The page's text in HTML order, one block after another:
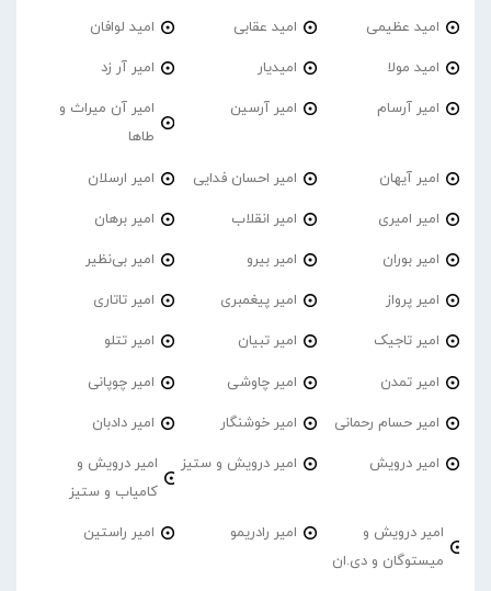
امید عظیمی امید عقابی امید لوافان
امید مولا امیدیار امیر آر زد
امیر آرسام امیر آرسین
امیر آن میراث و
طاها
امیر آیهان امیر احسان فدایی امیر ارسلان
امیر امیری امیر انقلاب امیر برهان
امیر‌ بوران امیر بیرو امیر بی‌نظیر
امیر پرواز امیر پیغمبری امیر تاتاری
امیر تاجیک امیر تبیان امیر تتلو
امیر تمدن امیر چاوشی امیر چوپانی
امیر حسام رحمانی امیر خوشنگار امیر دادبان
امیر درویش امیر درویش و ستیز
امیر درویش و
کامیاب و ستیز
امیر درویش و
میستوگان و دی.ان
امیر رادریمو امیر راستین